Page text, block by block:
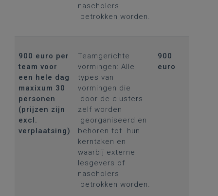
nascholers
betrokken worden.
900 euro per
team voor
een hele dag
maxixum 30
personen
(prijzen zijn
excl.
verplaatsing)
Teamgerichte
vormingen: Alle
types van
vormingen die
door de clusters
zelf worden
georganiseerd en
behoren tot hun
kerntaken en
waarbij externe
lesgevers of
nascholers
betrokken worden.
900
euro